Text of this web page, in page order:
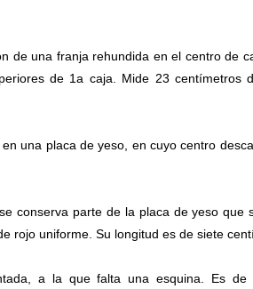
de una franja rehundida en el centro de
de 1a caja. Mide 23
una placa de yeso, en cuyo centro
conserva parte de la placa de yeso que
rojo uniforme. Su longitud es de siete
a la que falta una esquina. Es